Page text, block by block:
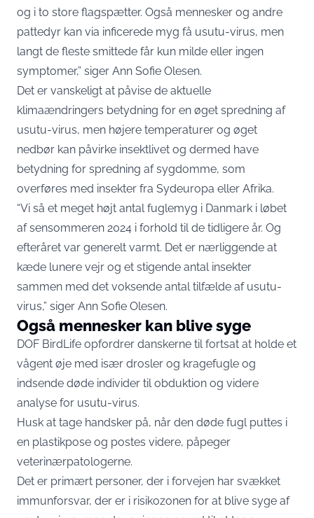
og i to store flagspætter. Også mennesker og andre
pattedyr kan via inficerede myg få usutu-virus, men
langt de fleste smittede får kun milde eller ingen
symptomer,” siger Ann Sofie Olesen.
Det er vanskeligt at påvise de aktuelle
klimaændringers betydning for en øget spredning af
usutu-virus, men højere temperaturer og øget
nedbør kan påvirke insektlivet og dermed have
betydning for spredning af sygdomme, som
overføres med insekter fra Sydeuropa eller Afrika.
“Vi så et meget højt antal fuglemyg i Danmark i løbet
af sensommeren 2024 i forhold til de tidligere år. Og
efteråret var generelt varmt. Det er nærliggende at
kæde lunere vejr og et stigende antal insekter
sammen med det voksende antal tilfælde af usutu-
virus,” siger Ann Sofie Olesen.
Også mennesker kan blive syge
DOF BirdLife opfordrer danskerne til fortsat at holde et
vågent øje med især drosler og kragefugle og
indsende døde individer til obduktion og videre
analyse for usutu-virus.
Husk at tage handsker på, når den døde fugl puttes i
en plastikpose og postes videre, påpeger
veterinærpatologerne.
Det er primært personer, der i forvejen har svækket
immunforsvar, der er i risikozonen for at blive syge af